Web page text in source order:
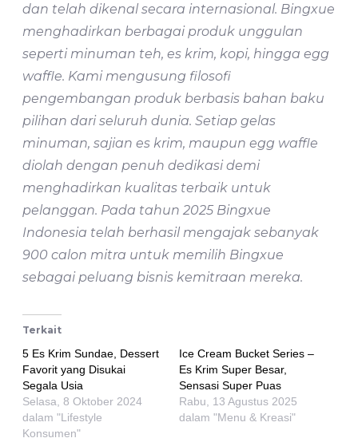
dan telah dikenal secara internasional. Bingxue
menghadirkan berbagai produk unggulan
seperti minuman teh, es krim, kopi, hingga egg
waffle. Kami mengusung filosofi
pengembangan produk berbasis bahan baku
pilihan dari seluruh dunia. Setiap gelas
minuman, sajian es krim, maupun egg waffle
diolah dengan penuh dedikasi demi
menghadirkan kualitas terbaik untuk
pelanggan. Pada tahun 2025 Bingxue
Indonesia telah berhasil mengajak sebanyak
900 calon mitra untuk memilih Bingxue
sebagai peluang bisnis kemitraan mereka.
Terkait
5 Es Krim Sundae, Dessert
Favorit yang Disukai
Segala Usia
Selasa, 8 Oktober 2024
dalam "Lifestyle
Konsumen"
Ice Cream Bucket Series –
Es Krim Super Besar,
Sensasi Super Puas
Rabu, 13 Agustus 2025
dalam "Menu & Kreasi"